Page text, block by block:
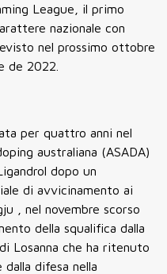
League, il primo
nazionale con
nel prossimo ottobre
de 2022.
per quattro anni nel
australiana (ASADA)
dopo un
di avvicinamento ai
, nel novembre scorso
della squalifica dalla
Losanna che ha ritenuto
difesa nella